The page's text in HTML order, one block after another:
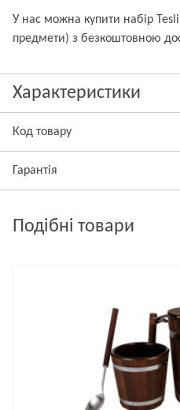
У нас можна купити набір
предмети) з безкоштовною
Характеристики
Код товару
Гарантія
Подібні товари